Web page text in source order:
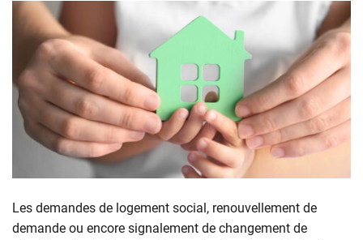
Les demandes de logement social, renouvellement de
demande ou encore signalement de changement de